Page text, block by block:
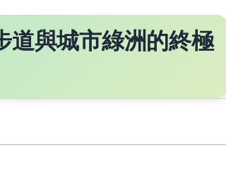
道與城市綠洲的終極